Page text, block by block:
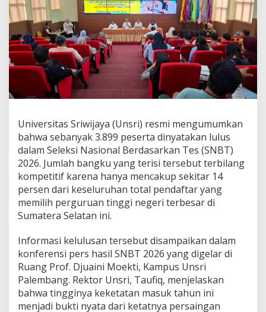
a
f
t
a
r
y
a
n
t
e
r
m
a
,
R
e
k
o
r
U
n
s
r
i
Universitas Sriwijaya (Unsri) resmi mengumumkan
bahwa sebanyak 3.899 peserta dinyatakan lulus
dalam Seleksi Nasional Berdasarkan Tes (SNBT)
2026. Jumlah bangku yang terisi tersebut terbilang
kompetitif karena hanya mencakup sekitar 14
persen dari keseluruhan total pendaftar yang
memilih perguruan tinggi negeri terbesar di
Sumatera Selatan ini.
Informasi kelulusan tersebut disampaikan dalam
konferensi pers hasil SNBT 2026 yang digelar di
Ruang Prof. Djuaini Moekti, Kampus Unsri
Palembang. Rektor Unsri, Taufiq, menjelaskan
bahwa tingginya keketatan masuk tahun ini
menjadi bukti nyata dari ketatnya persaingan